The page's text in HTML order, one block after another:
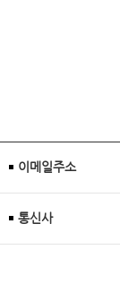
이메일주소
통신사